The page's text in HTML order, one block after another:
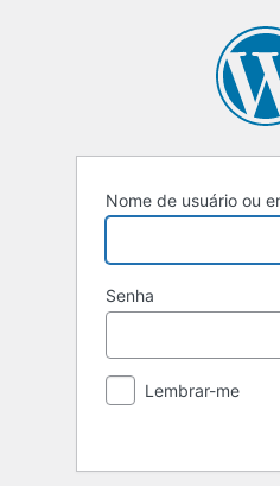
Nome de usuário ou
Senha
Lembrar-me